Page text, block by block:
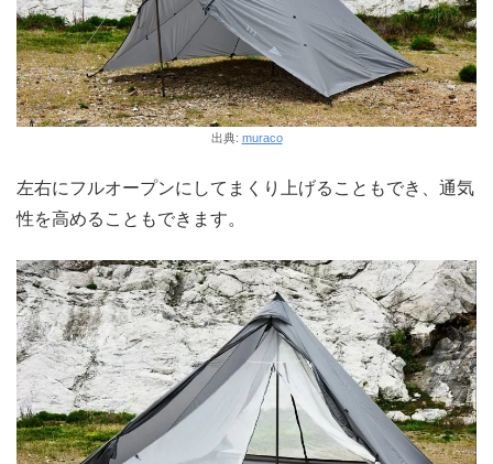
出典: muraco
左右にフルオープンにしてまくり上げることもでき、通気
性を高めることもできます。